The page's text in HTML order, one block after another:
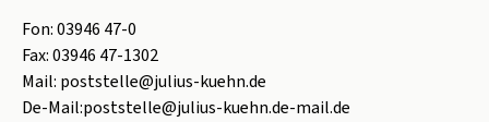
Fon:03946 47-0
Fax:03946 47-1302
Mail: poststelle@julius-kuehn.de
De-Mail:poststelle@julius-kuehn.de-mail.de